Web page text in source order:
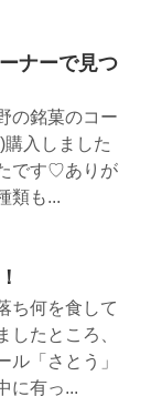
ナーで見つ
の銘菓のコー
入しました
です♡ありが
類も...
ち何を食して
したところ、
ル「さとう」
に有っ...